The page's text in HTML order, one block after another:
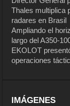
Thales multiplica
radares en Brasil
Ampliando el
largo del A350-
EKOLOT
operaciones
IMÁGENES